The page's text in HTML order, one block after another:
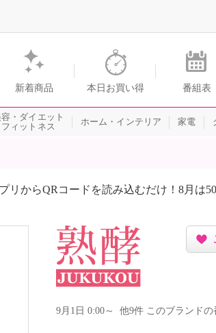
のショップチャンネル
新着商品 本日お買い得 番組表
容・ダイエット
フィットネス
ホーム・インテリア 家電
リからQRコードを読み込むだけ！8月は
9月1日 0:00～ 他9件 このブランド